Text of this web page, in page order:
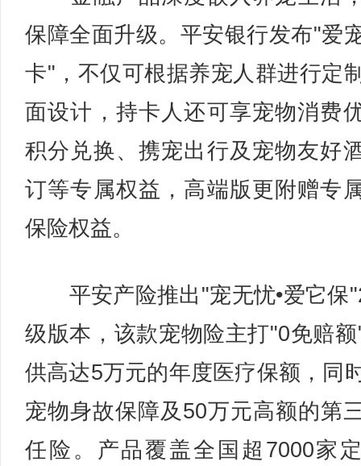
保障全面升级。平安银行发布"爱
卡"，不仅可根据养宠人群进行定
面设计，持卡人还可享宠物消费
积分兑换、携宠出行及宠物友好
订等专属权益，高端版更附赠专
保险权益。
平安产险推出"宠无忧•爱它保
级版本，该款宠物险主打"0免赔
供高达5万元的年度医疗保额，同
宠物身故保障及50万元高额的第
任险。产品覆盖全国超7000家